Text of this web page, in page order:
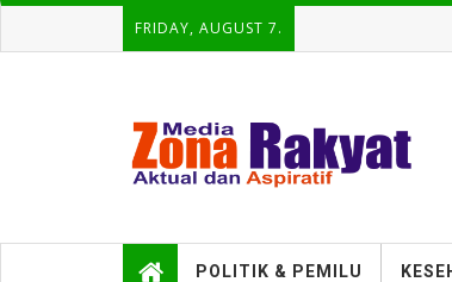
FRIDAY, AUGUST 7.
POLITIK & PEMILU